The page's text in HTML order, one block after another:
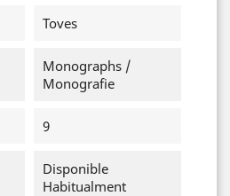
Toves
Monographs /
Monografie
9
Disponible
Habitualment